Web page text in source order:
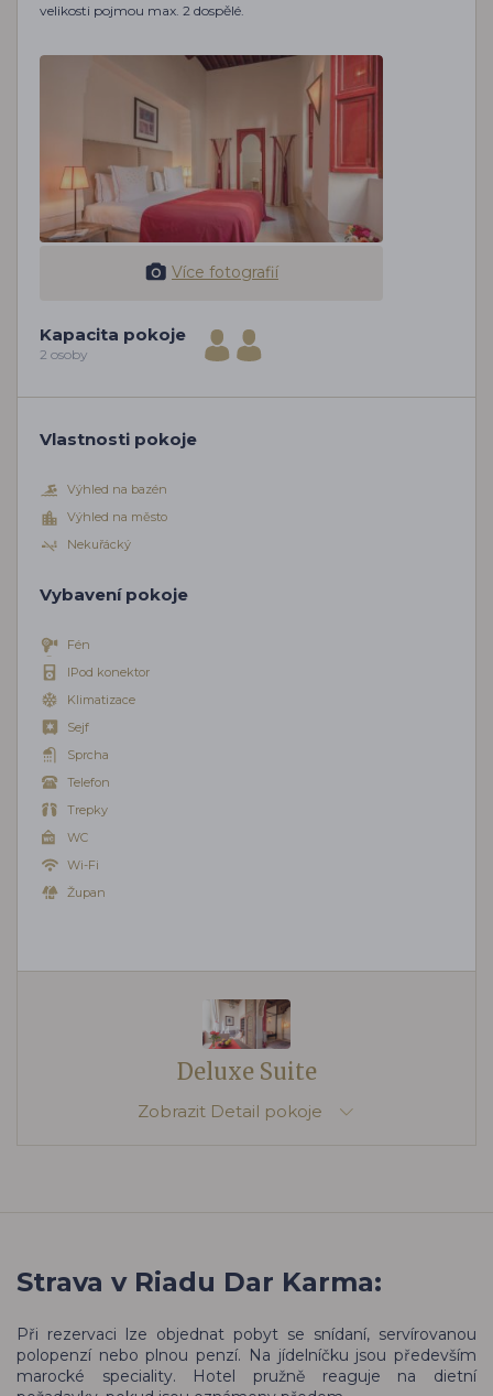
velikosti pojmou max. 2 dospělé.
Více fotografií
Kapacita pokoje
2 osoby
Vlastnosti pokoje
Výhled na bazén
Výhled na město
Nekuřácký
Vybavení pokoje
Fén
IPod konektor
Klimatizace
Sejf
Sprcha
Telefon
Trepky
WC
Wi-Fi
Župan
Deluxe Suite
Zobrazit Detail pokoje
Strava v Riadu Dar Karma:
Při rezervaci lze objednat pobyt se snídaní, servírovanou
polopenzí nebo plnou penzí. Na jídelníčku jsou především
marocké speciality. Hotel pružně reaguje na dietní